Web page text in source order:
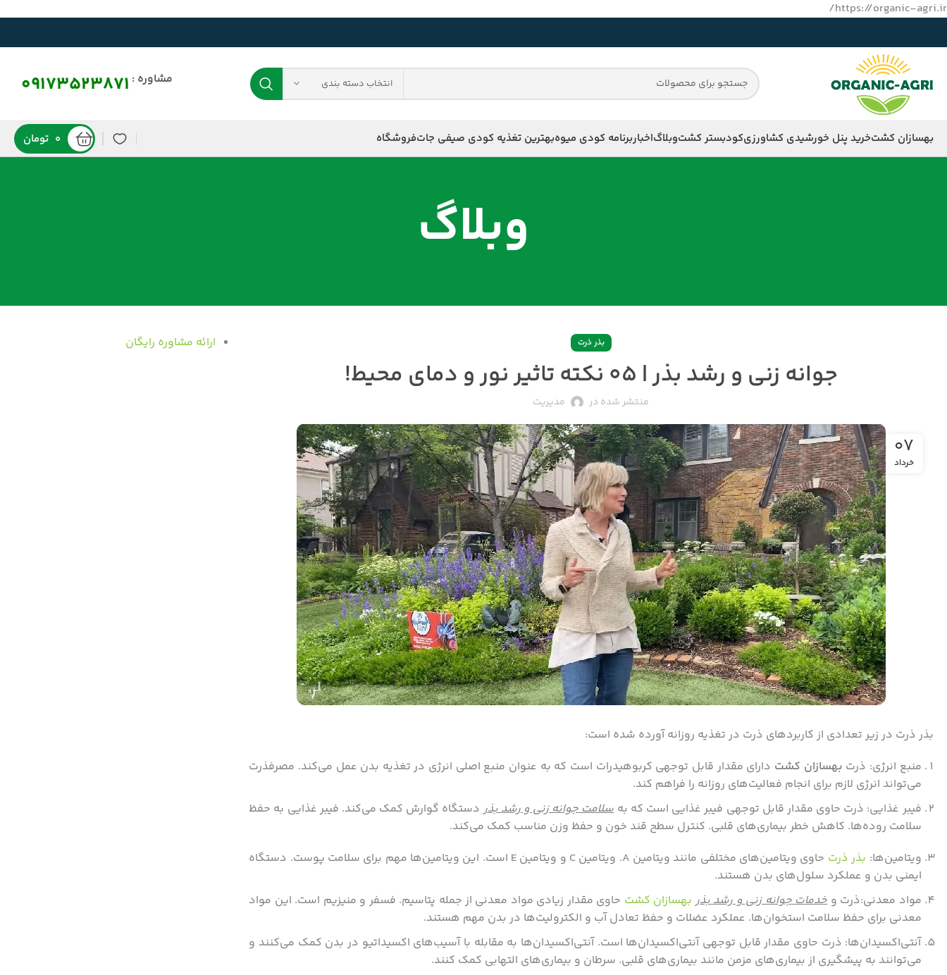
https://organic-agri.ir/
انتخاب دسته بندی مشاوره : 09173523871
بهسازان کشتخرید پنل خورشیدی کشاورزیکودبستر کشتوبلاگاخباربرنامه کودی میوهبهترین تغذیه کودی صیفی جاتفروشگاه 0 تومان
وبلاگ
بذر ذرت
جوانه زنی و رشد بذر | ۰۵ نکته تاثیر نور و دمای محیط!
منتشر شده در مدیریت
۰۷
خرداد
بذر ذرت در زیر تعدادی از کاربردهای ذرت در تغذیه روزانه آورده شده است:
منبع انرژی: ذرت بهسازان کشت دارای مقدار قابل توجهی کربوهیدرات است که به عنوان منبع اصلی انرژی در تغذیه بدن عمل می‌کند. مصرفذرت
می‌تواند انرژی لازم برای انجام فعالیت‌های روزانه را فراهم کند.
فیبر غذایی: ذرت حاوی مقدار قابل توجهی فیبر غذایی است که بهسلامتجوانه زنی و رشد بذردستگاه گوارش کمک می‌کند. فیبر غذایی به حفظ
سلامت روده‌ها. کاهش خطر بیماری‌های قلبی. کنترل سطح قند خون و حفظ وزن مناسب کمک می‌کند.
ویتامین‌ها: بذر ذرت
حاوی ویتامین‌های مختلفی مانند ویتامین A. ویتامین C و ویتامین E است. این ویتامین‌ها مهم برای سلامت پوست. دستگاه
ایمنی بدن و عملکرد سلول‌های بدن هستند.
مواد معدنی:ذرت و خدماتجوانه زنی و رشد بذر بهسازان کشت حاوی مقدار زیادی مواد معدنی از جمله پتاسیم. فسفر و منیزیم است. این مواد
معدنی برای حفظ سلامت استخوان‌ها. عملکرد عضلات و حفظ تعادل آب و الکترولیت‌ها در بدن مهم هستند.
آنتی‌اکسیدان‌ها: ذرت حاوی مقدار قابل توجهی آنتی‌اکسیدان‌ها است. آنتی‌اکسیدان‌ها به مقابله با آسیب‌های اکسیداتیو در بدن کمک می‌کنند و
می‌توانند به پیشگیری از بیماری‌های مزمن مانند بیماری‌های قلبی. سرطان و بیماری‌های التهابی کمک کنند.
ارائه مشاوره رایگان